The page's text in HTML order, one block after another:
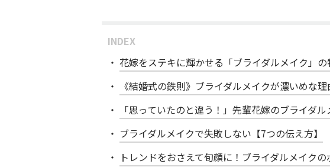
INDEX
花嫁をステキに輝かせる「ブライダルメイク」の
《結婚式の鉄則》ブライダルメイクが濃いめな理
「思っていたのと違う！」先輩花嫁のブライダ
ブライダルメイクで失敗しない【7つの伝え方】
トレンドをおさえて旬顔に！ブライダルメイクの